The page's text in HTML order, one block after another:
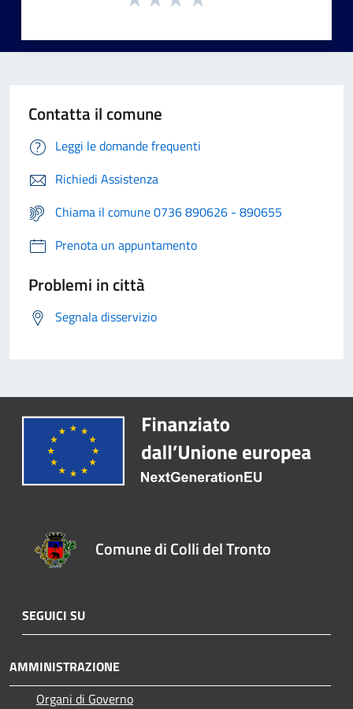
Contatta il comune
Leggi le domande frequenti
Richiedi Assistenza
Chiama il comune 0736 890626 - 890655
Prenota un appuntamento
Problemi in città
Segnala disservizio
Comune di Colli del Tronto
SEGUICI SU
AMMINISTRAZIONE
Organi di Governo